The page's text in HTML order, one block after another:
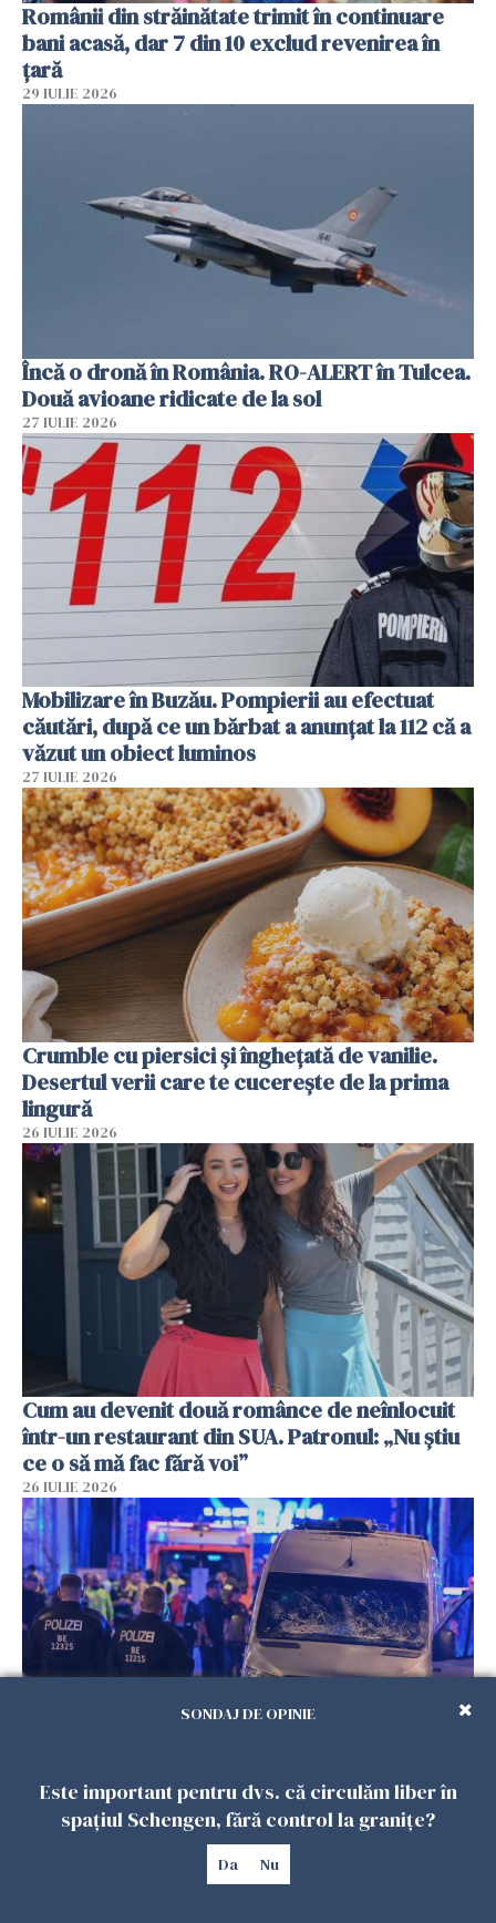
Românii din străinătate trimit în continuare
bani acasă, dar 7 din 10 exclud revenirea în
țară
29 IULIE 2026
Încă o dronă în România. RO-ALERT în Tulcea.
Două avioane ridicate de la sol
27 IULIE 2026
Mobilizare în Buzău. Pompierii au efectuat
căutări, după ce un bărbat a anunțat la 112 că a
văzut un obiect luminos
27 IULIE 2026
Crumble cu piersici și înghețată de vanilie.
Desertul verii care te cucerește de la prima
lingură
26 IULIE 2026
Cum au devenit două românce de neînlocuit
într-un restaurant din SUA. Patronul: „Nu știu
ce o să mă fac fără voi”
26 IULIE 2026
a intrat în mulțime. Un mort și 15 răniți
26 IULIE 2026
SONDAJ DE OPINIE
Este important pentru dvs. că circulăm liber în
spațiul Schengen, fără control la granițe?
Da Nu